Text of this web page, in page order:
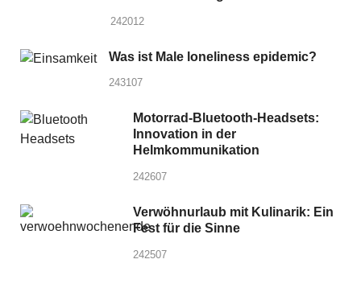
242012
Was ist Male loneliness epidemic?
243107
Motorrad-Bluetooth-Headsets:
Innovation in der
Helmkommunikation
242607
Verwöhnurlaub mit Kulinarik: Ein
Fest für die Sinne
242507